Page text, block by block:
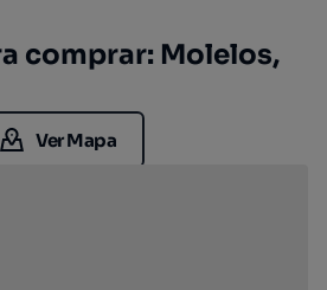
comprar: Molelos,
Ver Mapa